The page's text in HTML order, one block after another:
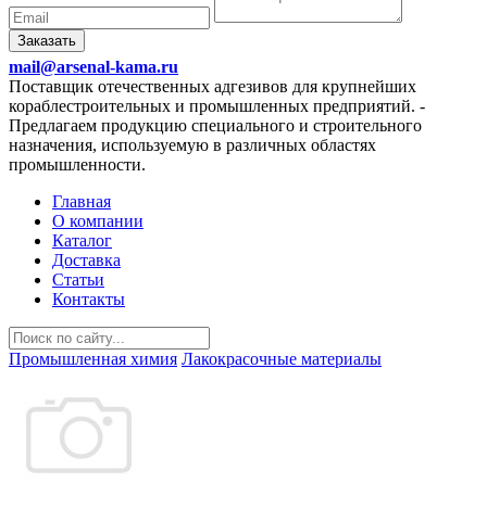
Заказать
mail@arsenal-kama.ru
Поставщик отечественных адгезивов для крупнейших
кораблестроительных и промышленных предприятий. -
Предлагаем продукцию специального и строительного
назначения, используемую в различных областях
промышленности.
Главная
О компании
Каталог
Доставка
Статьи
Контакты
Промышленная химия Лакокрасочные материалы